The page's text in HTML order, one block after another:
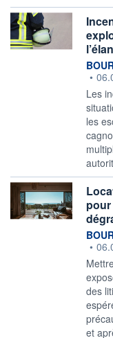
•
Les
les
•
des
et